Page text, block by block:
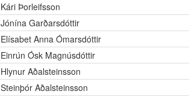
Kári Þorleifsson
Jónína Garðarsdóttir
Elísabet Anna Ómarsdóttir
Einrún Ósk Magnúsdóttir
Hlynur Aðalsteinsson
Steinþór Aðalsteinsson